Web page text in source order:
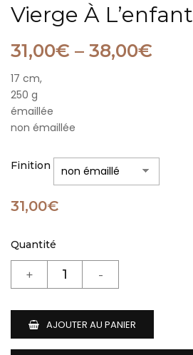
Vierge À L’enfant
31,00€ – 38,00€
17 cm,
250 g
émaillée
non émaillée
Finition
31,00€
Quantité
AJOUTER AU PANIER